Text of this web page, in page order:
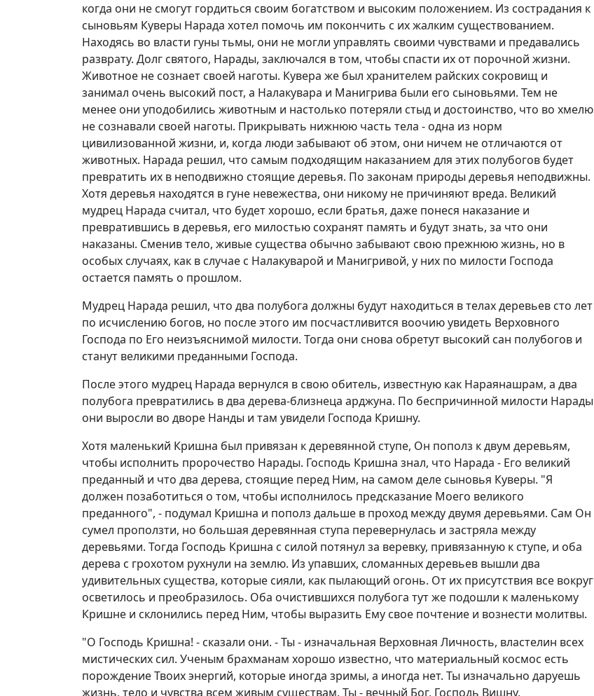
когда они не смогут гордиться своим богатством и высоким положением. Из сострадания к
сыновьям Куверы Нарада хотел помочь им покончить с их жалким существованием.
Находясь во власти гуны тьмы, они не могли управлять своими чувствами и предавались
разврату. Долг святого, Нарады, заключался в том, чтобы спасти их от порочной жизни.
Животное не сознает своей наготы. Кувера же был хранителем райских сокровищ и
занимал очень высокий пост, а Налакувара и Манигрива были его сыновьями. Тем не
менее они уподобились животным и настолько потеряли стыд и достоинство, что во хмелю
не сознавали своей наготы. Прикрывать нижнюю часть тела - одна из норм
цивилизованной жизни, и, когда люди забывают об этом, они ничем не отличаются от
животных. Нарада решил, что самым подходящим наказанием для этих полубогов будет
превратить их в неподвижно стоящие деревья. По законам природы деревья неподвижны.
Хотя деревья находятся в гуне невежества, они никому не причиняют вреда. Великий
мудрец Нарада считал, что будет хорошо, если братья, даже понеся наказание и
превратившись в деревья, его милостью сохранят память и будут знать, за что они
наказаны. Сменив тело, живые существа обычно забывают свою прежнюю жизнь, но в
особых случаях, как в случае с Налакуварой и Манигривой, у них по милости Господа
остается память о прошлом.
Мудрец Нарада решил, что два полубога должны будут находиться в телах деревьев сто лет
по исчислению богов, но после этого им посчастливится воочию увидеть Верховного
Господа по Его неизъяснимой милости. Тогда они снова обретут высокий сан полубогов и
станут великими преданными Господа.
После этого мудрец Нарада вернулся в свою обитель, известную как Нараянашрам, а два
полубога превратились в два дерева-близнеца арджуна. По беспричинной милости Нарады
они выросли во дворе Нанды и там увидели Господа Кришну.
Хотя маленький Кришна был привязан к деревянной ступе, Он пополз к двум деревьям,
чтобы исполнить пророчество Нарады. Господь Кришна знал, что Нарада - Его великий
преданный и что два дерева, стоящие перед Ним, на самом деле сыновья Куверы. "Я
должен позаботиться о том, чтобы исполнилось предсказание Моего великого
преданного", - подумал Кришна и пополз дальше в проход между двумя деревьями. Сам Он
сумел проползти, но большая деревянная ступа перевернулась и застряла между
деревьями. Тогда Господь Кришна с силой потянул за веревку, привязанную к ступе, и оба
дерева с грохотом рухнули на землю. Из упавших, сломанных деревьев вышли два
удивительных существа, которые сияли, как пылающий огонь. От их присутствия все вокруг
осветилось и преобразилось. Оба очистившихся полубога тут же подошли к маленькому
Кришне и склонились перед Ним, чтобы выразить Ему свое почтение и вознести молитвы.
"О Господь Кришна! - сказали они. - Ты - изначальная Верховная Личность, властелин всех
мистических сил. Ученым брахманам хорошо известно, что материальный космос есть
порождение Твоих энергий, которые иногда зримы, а иногда нет. Ты изначально даруешь
жизнь, тело и чувства всем живым существам. Ты - вечный Бог, Господь Вишну,